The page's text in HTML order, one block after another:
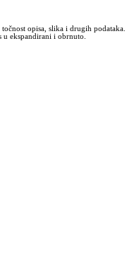
opisa, slika i drugih podataka.
ekspandirani i obrnuto.